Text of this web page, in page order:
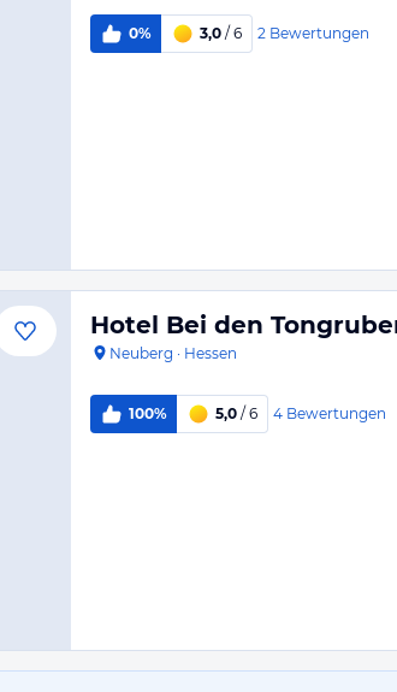
0% 3,0 / 6 2 Bewertungen
Hotel Bei den
Neuberg · Hessen
100% 5,0 / 6 4 Bewertungen